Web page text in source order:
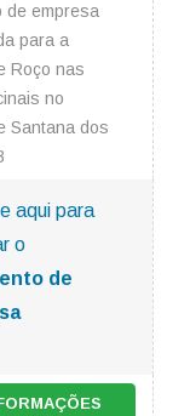
de empresa
para a
Roço nas
no
Santana dos
aqui para
o
de